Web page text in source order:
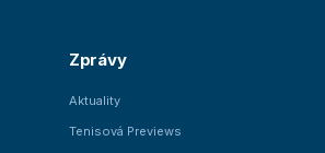
Zprávy
Aktuality
Tenisová Previews